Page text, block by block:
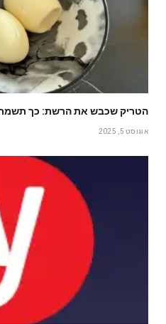
הטריק שכבש את הרשת: כך
אוגוסט 5, 2025